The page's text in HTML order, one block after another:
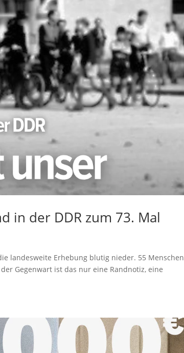
in der DDR zum 73. Mal
landesweite Erhebung blutig nieder. 55 Menschen
Gegenwart ist das nur eine Randnotiz, eine